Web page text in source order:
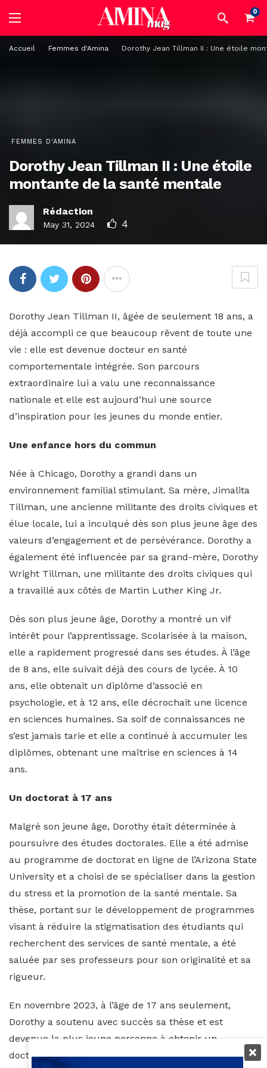
0
Accueil Femmes d'Amina Dorothy Jean Tillman II : Une étoile
FEMMES D'AMINA
Dorothy Jean Tillman II : Une étoile
montante de la santé mentale
Rédaction
May 31, 2024 4
Dorothy Jean Tillman II, âgée de seulement 18 ans, a
déjà accompli ce que beaucoup rêvent de toute une
vie : elle est devenue docteur en santé
comportementale intégrée. Son parcours
extraordinaire lui a valu une reconnaissance
nationale et elle est aujourd’hui une source
d’inspiration pour les jeunes du monde entier.
Une enfance hors du commun
Née à Chicago, Dorothy a grandi dans un
environnement familial stimulant. Sa mère, Jimalita
Tillman, une ancienne militante des droits civiques et
élue locale, lui a inculqué dès son plus jeune âge des
valeurs d’engagement et de persévérance. Dorothy a
également été influencée par sa grand-mère, Dorothy
Wright Tillman, une militante des droits civiques qui
a travaillé aux côtés de Martin Luther King Jr.
Dès son plus jeune âge, Dorothy a montré un vif
intérêt pour l’apprentissage. Scolarisée à la maison,
elle a rapidement progressé dans ses études. À l’âge
de 8 ans, elle suivait déjà des cours de lycée. À 10
ans, elle obtenait un diplôme d’associé en
psychologie, et à 12 ans, elle décrochait une licence
en sciences humaines. Sa soif de connaissances ne
s’est jamais tarie et elle a continué à accumuler les
diplômes, obtenant une maîtrise en sciences à 14
ans.
Un doctorat à 17 ans
Malgré son jeune âge, Dorothy était déterminée à
poursuivre des études doctorales. Elle a été admise
au programme de doctorat en ligne de l’Arizona State
University et a choisi de se spécialiser dans la gestion
du stress et la promotion de la santé mentale. Sa
thèse, portant sur le développement de programmes
visant à réduire la stigmatisation des étudiants qui
recherchent des services de santé mentale, a été
saluée par ses professeurs pour son originalité et sa
rigueur.
En novembre 2023, à l’âge de 17 ans seulement,
Dorothy a soutenu avec succès sa thèse et est
devenue la plus jeune personne à obtenir un
doctorat en santé comportementale intégrée de